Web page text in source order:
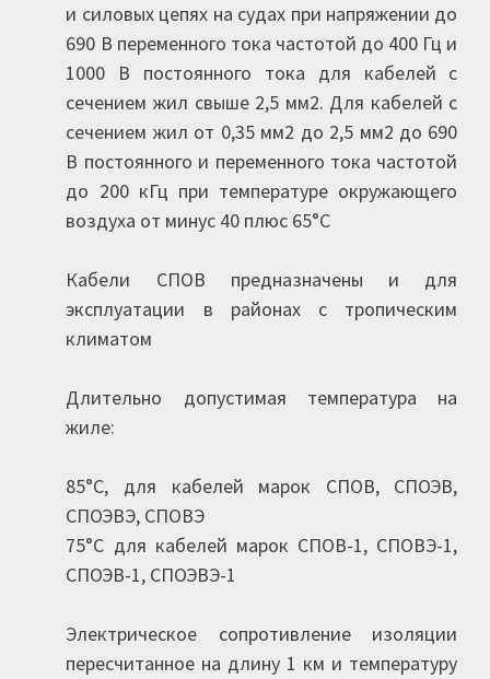
и силовых цепях на судах при напряжении до
690 В переменного тока частотой до 400 Гц и
1000 В постоянного тока для кабелей с
сечением жил свыше 2,5 мм2. Для кабелей с
сечением жил от 0,35 мм2 до 2,5 мм2 до 690
В постоянного и переменного тока частотой
до 200 кГц при температуре окружающего
воздуха от минус 40 плюс 65°С
Кабели СПОВ предназначены и для
эксплуатации в районах с тропическим
климатом
Длительно допустимая температура на
жиле:
85°С, для кабелей марок СПОВ, СПОЭВ,
СПОЭВЭ, СПОВЭ
75°С для кабелей марок СПОВ-1, СПОВЭ-1,
СПОЭВ-1, СПОЭВЭ-1
Электрическое сопротивление изоляции
пересчитанное на длину 1 км и температуру